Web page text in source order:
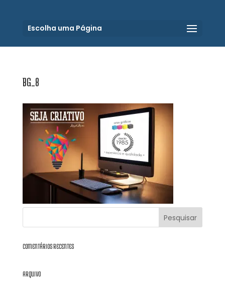
Escolha uma Página
BG_8
COMENTÁRIOS RECENTES
ARQUIVO